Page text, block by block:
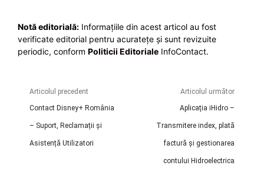
Notă editorială: Informațiile din acest articol au fost
verificate editorial pentru acuratețe și sunt revizuite
periodic, conform Politicii Editoriale InfoContact.
Articolul precedent
Contact Disney+ România
– Suport, Reclamații și
Asistență Utilizatori
Articolul următor
Aplicația iHidro –
Transmitere index, plată
factură și gestionarea
contului Hidroelectrica